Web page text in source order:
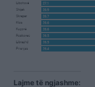
Lajme të ngjashme: